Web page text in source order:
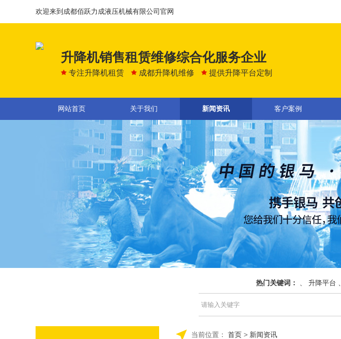
欢迎来到成都佰跃力成液压机械有限公司官网
升降机销售租赁维修综合化服务企业
专注升降机租赁 成都升降机维修 提供升降平台定制
网站首页 关于我们 新闻资讯 客户案例
热门关键词： 升降平台
当前位置： 首页 > 新闻资讯